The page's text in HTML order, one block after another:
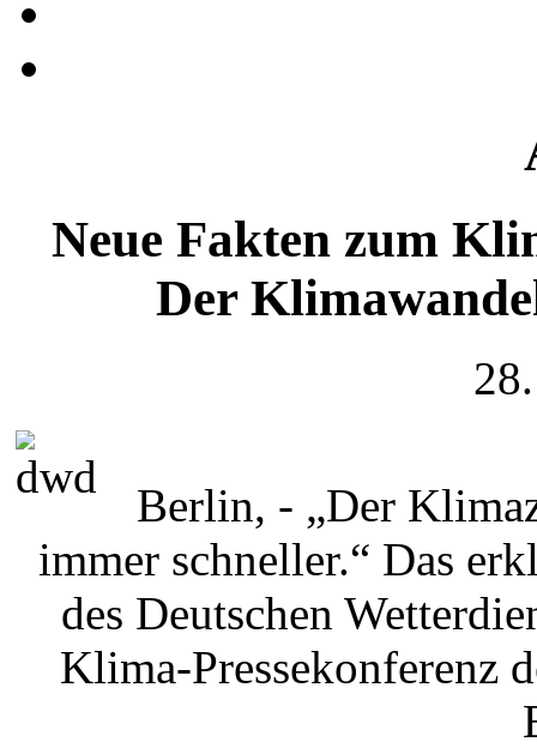
Neue Fakten zum
Der
Berlin, - „Der
immer schneller.“ Das
des Deutschen
Klima-Pressekonferenz